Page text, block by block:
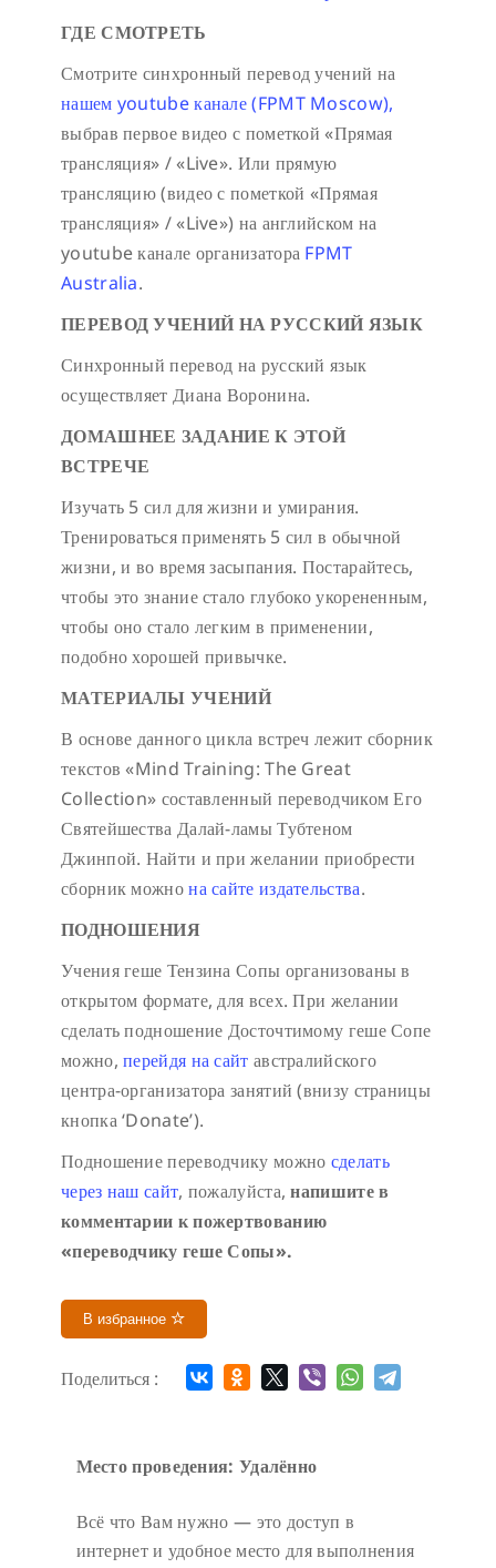
ГДЕ СМОТРЕТЬ
Смотрите синхронный перевод учений на
нашем youtube канале (FPMT Moscow),
выбрав первое видео с пометкой «Прямая
трансляция» / «Live». Или прямую
трансляцию (видео с пометкой «Прямая
трансляция» / «Live») на английском на
youtube канале организатора FPMT
Australia.
ПЕРЕВОД УЧЕНИЙ НА РУССКИЙ ЯЗЫК
Синхронный перевод на русский язык
осуществляет Диана Воронина.
ДОМАШНЕЕ ЗАДАНИЕ К ЭТОЙ
ВСТРЕЧЕ
Изучать 5 сил для жизни и умирания.
Тренироваться применять 5 сил в обычной
жизни, и во время засыпания. Постарайтесь,
чтобы это знание стало глубоко укорененным,
чтобы оно стало легким в применении,
подобно хорошей привычке.
МАТЕРИАЛЫ УЧЕНИЙ
В основе данного цикла встреч лежит сборник
текстов «Mind Training: The Great
Collection» составленный переводчиком Его
Святейшества Далай-ламы Тубтеном
Джинпой. Найти и при желании приобрести
сборник можнона сайте издательства.
ПОДНОШЕНИЯ
Учения геше Тензина Сопы организованы в
открытом формате, для всех. При желании
сделать подношение Досточтимому геше Сопе
можно,перейдя на сайт австралийского
центра-организатора занятий (внизу страницы
кнопка ‘Donate’).
Подношение переводчику можно сделать
через наш сайт, пожалуйста, напишите в
комментарии к пожертвованию
«переводчику геше Сопы».
В избранное
Поделиться :
Место проведения: Удалённо
Всё что Вам нужно — это доступ в
интернет и удобное место для выполнения